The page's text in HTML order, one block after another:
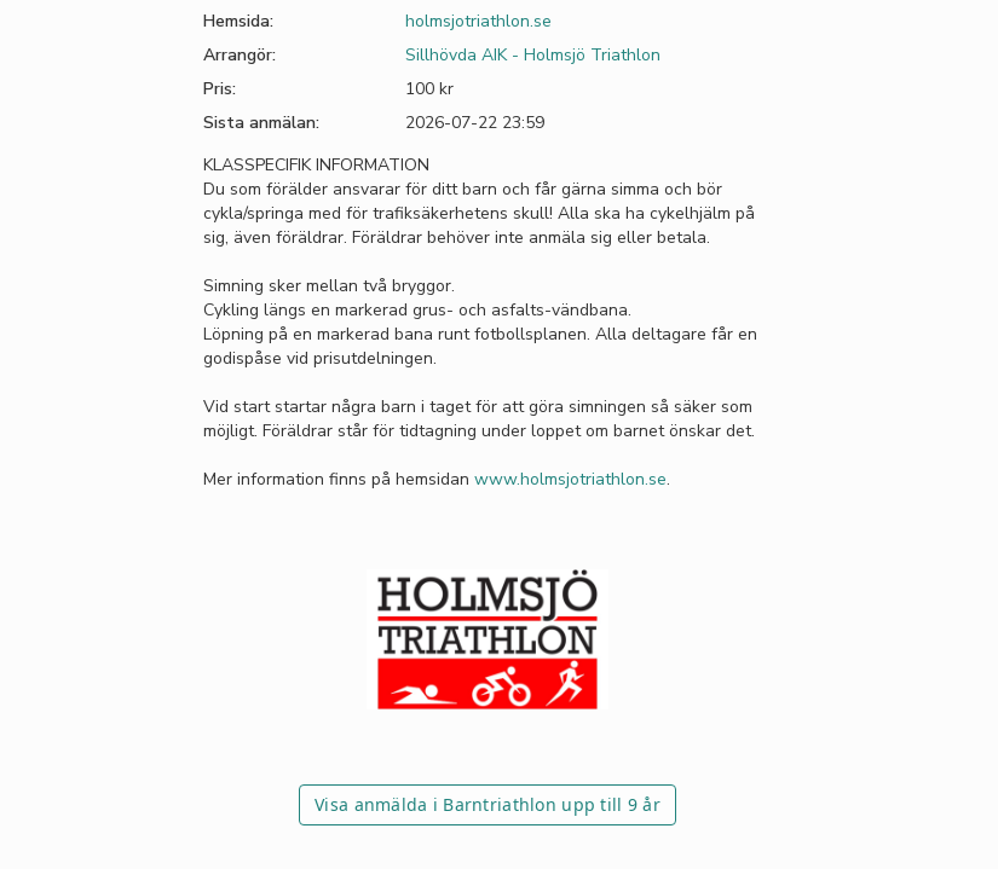
Hemsida:
holmsjotriathlon.se
Arrangör:
Sillhövda AIK - Holmsjö Triathlon
Pris:
100 kr
Sista anmälan:
2026-07-22 23:59
KLASSPECIFIK INFORMATION
Du som förälder ansvarar för ditt barn och får gärna simma och bör
cykla/springa med för trafiksäkerhetens skull! Alla ska ha cykelhjälm på
sig, även föräldrar. Föräldrar behöver inte anmäla sig eller betala.
Simning sker mellan två bryggor.
Cykling längs en markerad grus- och asfalts-vändbana.
Löpning på en markerad bana runt fotbollsplanen. Alla deltagare får en
godispåse vid prisutdelningen.
Vid start startar några barn i taget för att göra simningen så säker som
möjligt. Föräldrar står för tidtagning under loppet om barnet önskar det.
Mer information finns på hemsidan www.holmsjotriathlon.se.
Visa anmälda i Barntriathlon upp till 9 år